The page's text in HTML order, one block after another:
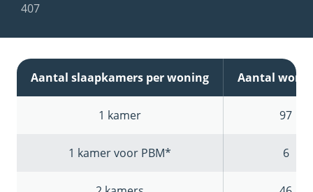
407
Aantal slaapkamers per woning Aantal
1 kamer 97
1 kamer voor PBM* 6